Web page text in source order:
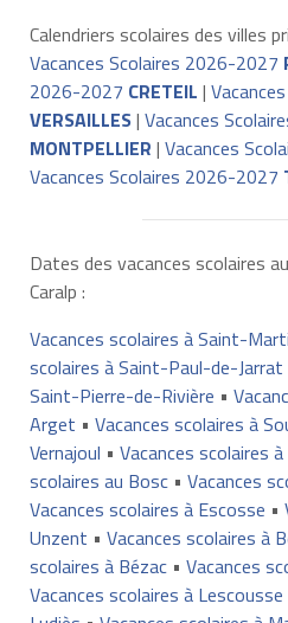
Calendriers scolaires des villes
Vacances Scolaires 2026-2027
2026-2027 CRETEIL |
VERSAILLES| Vacances
MONTPELLIER | Vacances
Vacances Scolaires 2026-2027
Dates des vacances scolaires
Caralp :
Vacances scolaires à Saint-
scolaires à Saint-Paul-de-Jarrat
Saint-Pierre-de-Rivière •
Arget • Vacances scolaires à
Vernajoul • Vacances scolaires
scolaires au Bosc• Vacances
Vacances scolaires à Escosse •
Unzent • Vacances scolaires à
scolaires à Bézac• Vacances
Vacances scolaires à Lescousse